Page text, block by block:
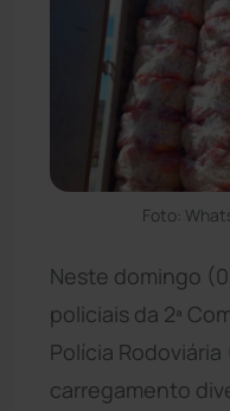
Foto:
Neste domingo
policiais da 2ª
Polícia
carregamento